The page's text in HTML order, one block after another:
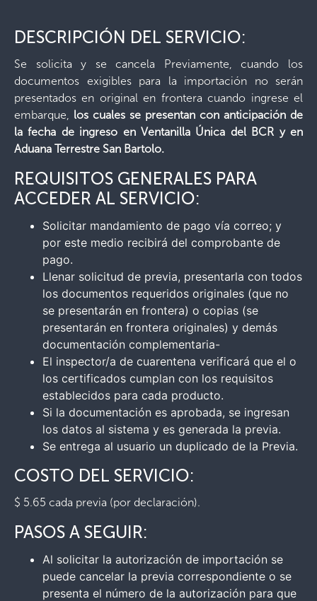
DESCRIPCIÓN DEL SERVICIO:
Se solicita y se cancela Previamente, cuando los
documentos exigibles para la importación no serán
presentados en original en frontera cuando ingrese el
embarque, los cuales se presentan con anticipación de
la fecha de ingreso en Ventanilla Única del BCR y en
Aduana Terrestre San Bartolo.
REQUISITOS GENERALES PARA
ACCEDER AL SERVICIO:
Solicitar mandamiento de pago vía correo; y
por este medio recibirá del comprobante de
pago.
Llenar solicitud de previa, presentarla con todos
los documentos requeridos originales (que no
se presentarán en frontera) o copias (se
presentarán en frontera originales) y demás
documentación complementaria-
El inspector/a de cuarentena verificará que el o
los certificados cumplan con los requisitos
establecidos para cada producto.
Si la documentación es aprobada, se ingresan
los datos al sistema y es generada la previa.
Se entrega al usuario un duplicado de la Previa.
COSTO DEL SERVICIO:
$ 5.65 cada previa (por declaración).
PASOS A SEGUIR:
Al solicitar la autorización de importación se
puede cancelar la previa correspondiente o se
presenta el número de la autorización para que